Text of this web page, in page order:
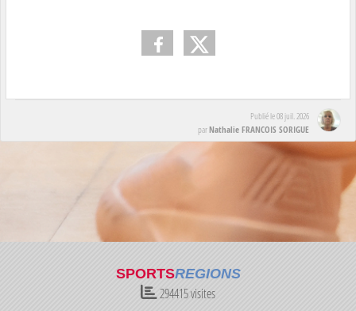
Publié le08 juil. 2026
parNathalie FRANCOIS SORIGUE
SPORTSREGIONS
294415visites